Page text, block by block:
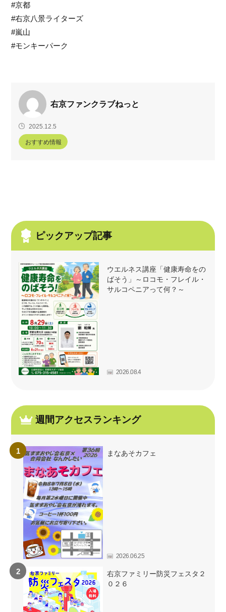
#京都
#右京八景ライターズ
#嵐山
#モンキーパーク
右京ファンクラブねっと
2025.12.5
おすすめ情報
ピックアップ記事
ウエルネス講座「健康寿命をの
ばそう」～ロコモ・フレイル・
サルコペニアって何？～
2026.08.4
週間アクセスランキング
まなあそカフェ
2026.06.25
右京ファミリー防災フェスタ２
０２６